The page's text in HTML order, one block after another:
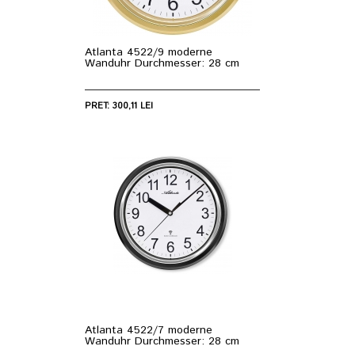
Atlanta 4522/9 moderne
Wanduhr Durchmesser: 28 cm
PRET: 300,11 LEI
Atlanta 4522/7 moderne
Wanduhr Durchmesser: 28 cm